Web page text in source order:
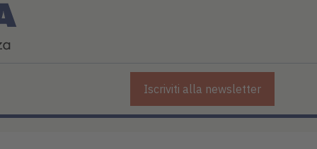
Iscriviti alla newsletter